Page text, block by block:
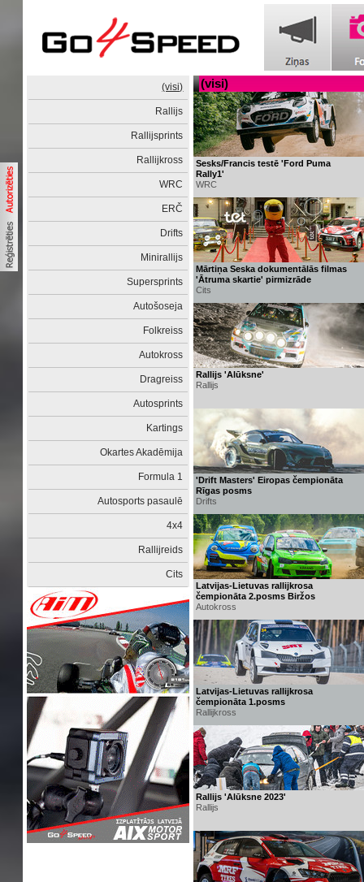
(visi)
Rallijs
Rallijsprints
Rallijkross
WRC
ERČ
Drifts
Minirallijs
Supersprints
Autošoseja
Folkreiss
Autokross
Dragreiss
Autosprints
Kartings
Okartes Akadēmija
Formula 1
Autosports pasaulē
4x4
Rallijreids
Cits
(visi)
Sesks/Francis testē 'Ford Puma
Rally1'
WRC
Mārtiņa Seska dokumentālās filmas
'Ātruma skartie' pirmizrāde
Cits
Rallijs 'Alūksne'
Rallijs
'Drift Masters' Eiropas čempionāta
Rīgas posms
Drifts
Latvijas-Lietuvas rallijkrosa
čempionāta 2.posms Biržos
Autokross
Latvijas-Lietuvas rallijkrosa
čempionāta 1.posms
Rallijkross
Rallijs 'Alūksne 2023'
Rallijs